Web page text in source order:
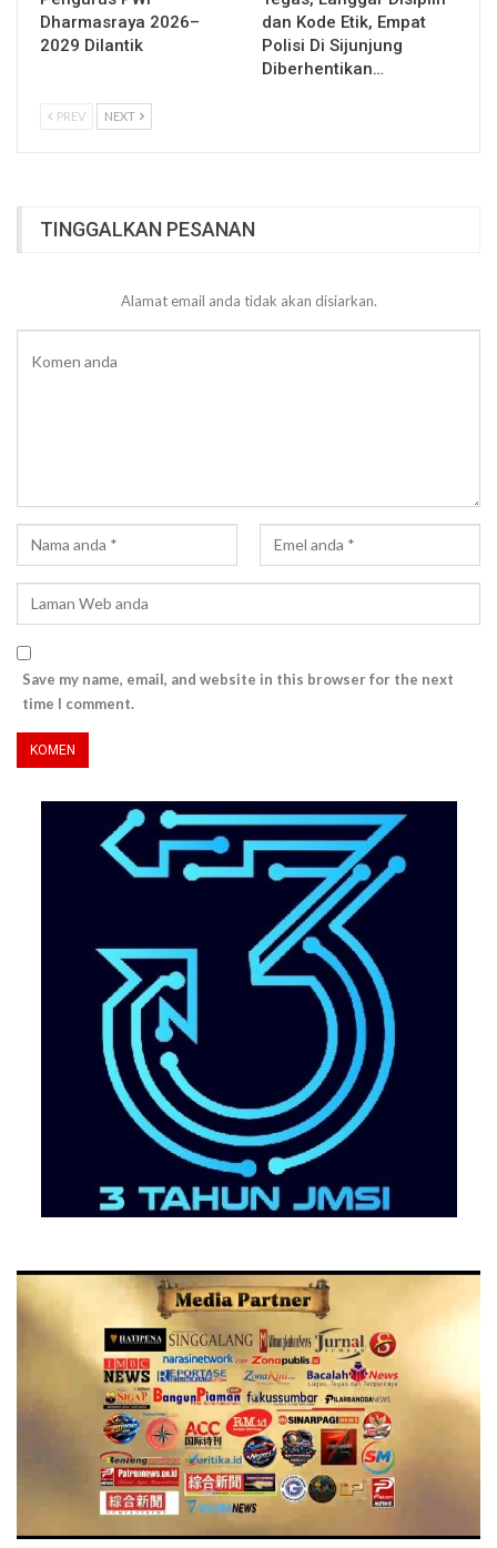
Dharmasraya 2026–
2029 Dilantik
dan Kode Etik, Empat
Polisi Di Sijunjung
Diberhentikan…
PREV NEXT
TINGGALKAN PESANAN
Alamat email anda tidak akan disiarkan.
Save my name, email, and website in this browser for the next
time I comment.